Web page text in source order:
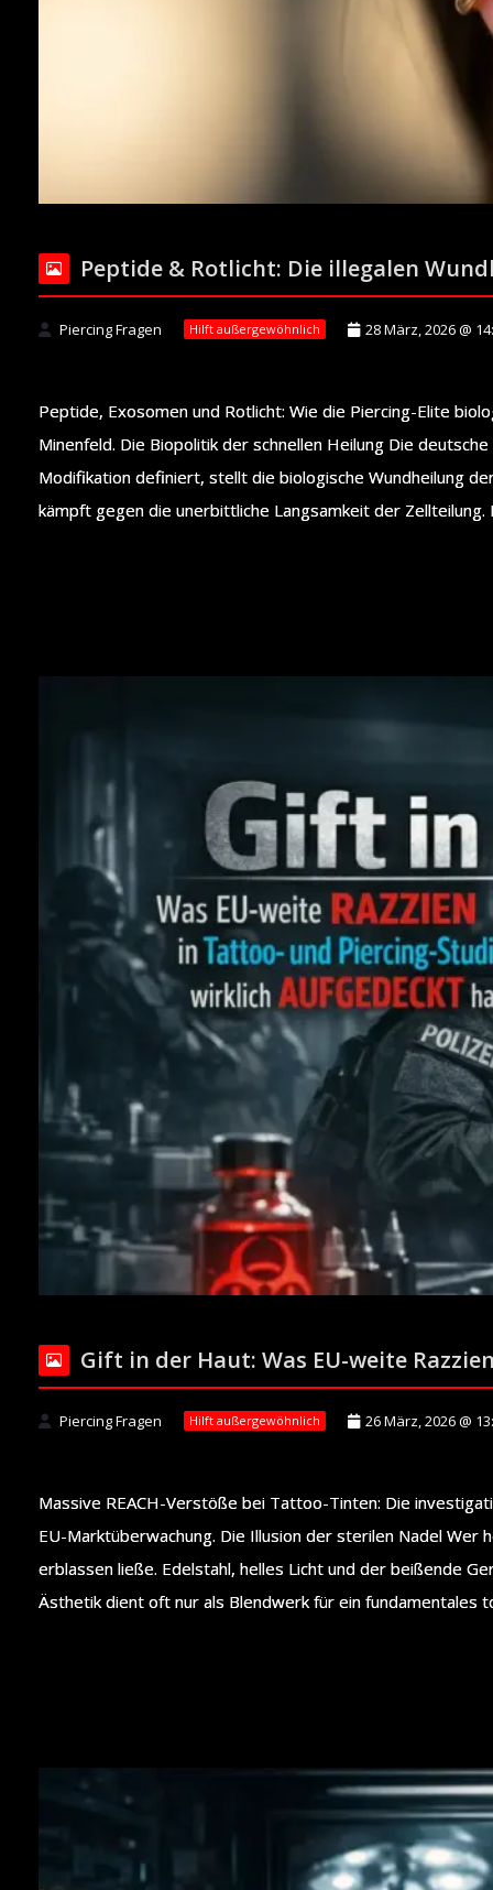
Peptide & Rotlicht: Die illegalen
Piercing Fragen Hilft außergewöhnlich 28 März, 2026 @
Peptide, Exosomen und Rotlicht: Wie die Piercing-Elite
Minenfeld. Die Biopolitik der schnellen Heilung Die
Modifikation definiert, stellt die biologische Wundheilung
kämpft gegen die unerbittliche Langsamkeit der
Gift in der Haut: Was EU-weite
Piercing Fragen Hilft außergewöhnlich 26 März, 2026 @
Massive REACH-Verstöße bei Tattoo-Tinten: Die
EU-Marktüberwachung. Die Illusion der sterilen Nadel
erblassen ließe. Edelstahl, helles Licht und der beißende
Ästhetik dient oft nur als Blendwerk für ein fundamentales